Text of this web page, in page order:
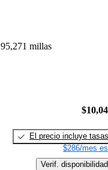
95,271 millas
El precio incluye tasas
$286/mes
Verif. disponibilidad